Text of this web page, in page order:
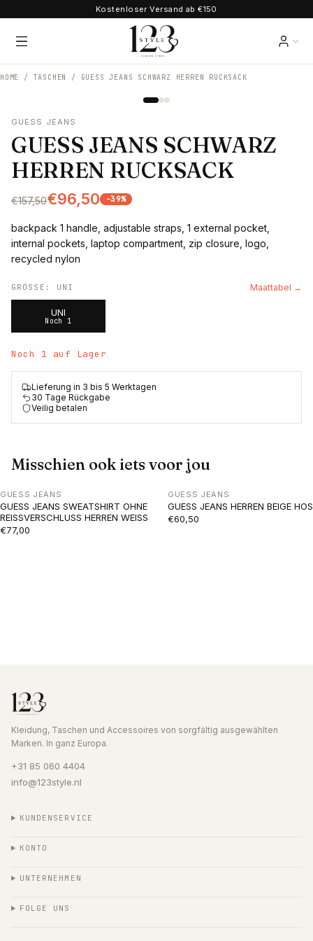
Kostenloser Versand ab €150
HOME / TASCHEN / GUESS JEANS SCHWARZ HERREN RUCKSACK
GUESS JEANS
GUESS JEANS SCHWARZ
HERREN RUCKSACK
€157,50€96,50 -39%
backpack 1 handle, adjustable straps, 1 external pocket,
internal pockets, laptop compartment, zip closure, logo,
recycled nylon
GRÖSSE : UNI Maattabel →
UNI
Noch 1
Noch 1 auf Lager
Lieferung in 3 bis 5 Werktagen
30 Tage Rückgabe
Veilig betalen
Misschien ook iets voor jou
GUESS JEANS
GUESS JEANS SWEATSHIRT OHNE
REISSVERSCHLUSS HERREN WEISS
€77,00
GUESS JEANS
GUESS JEANS HERREN BEIGE
€60,50
Kleidung, Taschen und Accessoires von sorgfältig ausgewählten
Marken. In ganz Europa.
+31 85 060 4404
info@123style.nl
KUNDENSERVICE
KONTO
UNTERNEHMEN
FOLGE UNS